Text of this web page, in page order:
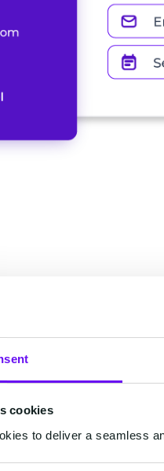
cookies
to deliver a seamless
析其浏览路
数据，并在
画像进行关
无论数
整合第
消除对